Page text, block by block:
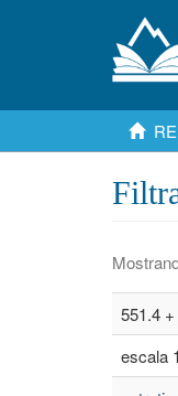
551.4
escala